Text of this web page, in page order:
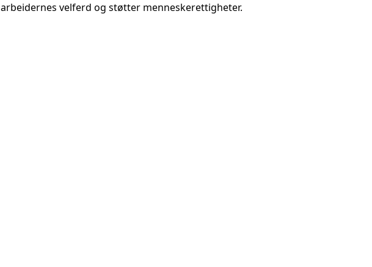
velferd og støtter menneskerettigheter.